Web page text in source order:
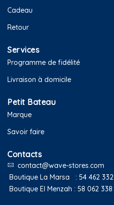
Cadeau
Retour
Services
Programme de fidélité
Livraison à domicile
Petit Bateau
Marque
Savoir faire
Contacts
contact@wave-stores.com
Boutique La Marsa : 54 462 332
Boutique El Menzah : 58 062 338